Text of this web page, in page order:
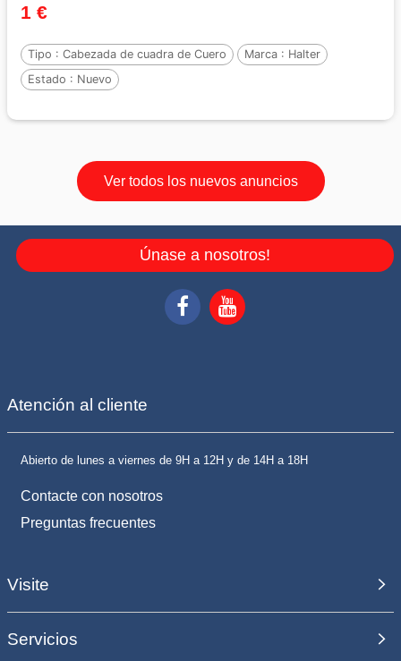
1 €
Tipo : Cabezada de cuadra de Cuero Marca : Halter
Estado : Nuevo
Ver todos los nuevos anuncios
Únase a nosotros!
Atención al cliente
Abierto de lunes a viernes de 9H a 12H y de 14H a 18H
Contacte con nosotros
Preguntas frecuentes
Visite
Servicios